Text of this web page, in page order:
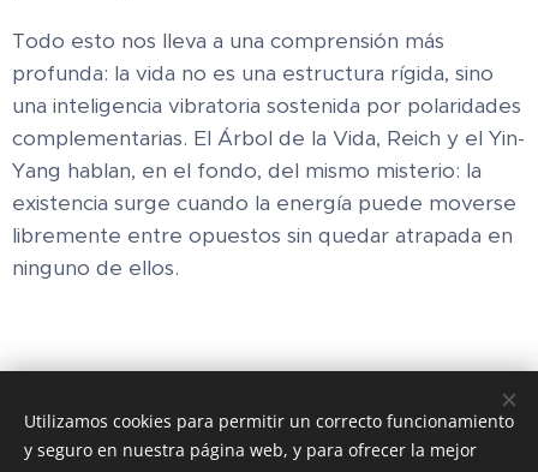
Todo esto nos lleva a una comprensión más
profunda: la vida no es una estructura rígida, sino
una inteligencia vibratoria sostenida por polaridades
complementarias. El Árbol de la Vida, Reich y el Yin-
Yang hablan, en el fondo, del mismo misterio: la
existencia surge cuando la energía puede moverse
libremente entre opuestos sin quedar atrapada en
ninguno de ellos.
Utilizamos cookies para permitir un correcto funcionamiento
y seguro en nuestra página web, y para ofrecer la mejor